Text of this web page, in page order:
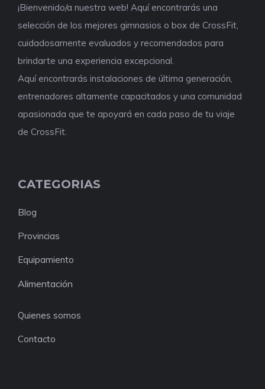
¡Bienvenido/a nuestra web! Aquí encontrarás una
selección de los mejores gimnasios o box de CrossFit,
cuidadosamente evaluados y recomendados para
brindarte una experiencia excepcional.
Aquí encontrarás instalaciones de última generación,
entrenadores altamente capacitados y una comunidad
apasionada que te apoyará en cada paso de tu viaje
de CrossFit.
CATEGORIAS
Blog
Provincias
Equipamiento
Alimentación
Quienes somos
Contacto